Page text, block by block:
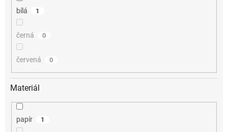
bílá 1
černá 0
červená 0
Materiál
papír 1